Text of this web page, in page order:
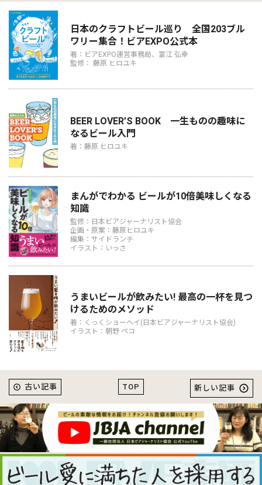
日本のクラフトビール巡り 全国203ブル
ワリー集合！ビアEXPO公式本
著：ビアEXPO運営事務局、富江 弘幸
監修： 藤原 ヒロユキ
BEER LOVER’S BOOK 一生ものの趣味に
なるビール入門
著：藤原 ヒロユキ
まんがでわかる ビールが10倍美味しくなる
知識
監修：日本ビアジャーナリスト協会
企画・原案：藤原ヒロユキ
編集：サイドランチ
イラスト：いっさ
うまいビールが飲みたい! 最高の一杯を見つ
けるためのメソッド
著：くっくショーヘイ(日本ビアジャーナリスト協会)
イラスト：朝野 ペコ
TOP
古い記事 新しい記事